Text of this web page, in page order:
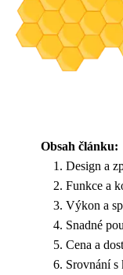
Obsah článku:
Design a
Funkce a
Výkon a
Snadné
Cena a
Srovnání s